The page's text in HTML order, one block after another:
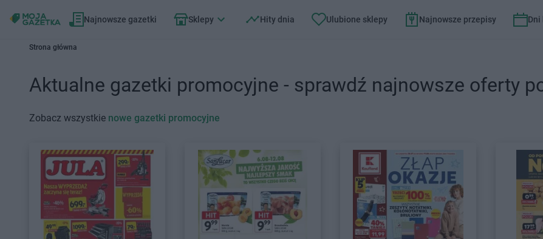
Najnowsze gazetki Sklepy Hity dnia Ulubione sklepy Najnowsze przepisy Dni
Strona główna
Aktualne gazetki promocyjne - sprawdź najnowsze oferty
Zobacz wszystkie nowe gazetki promocyjne